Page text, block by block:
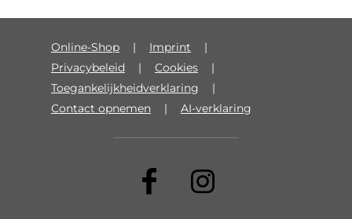
Online-Shop
Imprint
Privacybeleid
Cookies
Toegankelijkheidverklaring
Contact opnemen
AI-verklaring